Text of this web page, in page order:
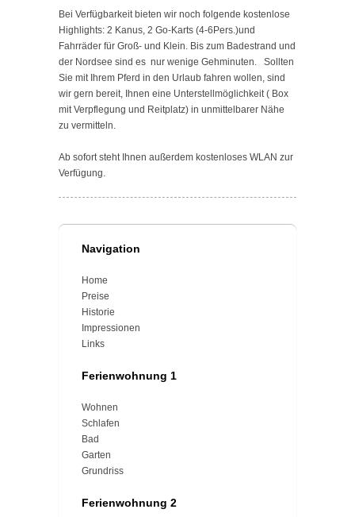
Bei Verfügbarkeit bieten wir noch folgende kostenlose
Highlights: 2 Kanus, 2 Go-Karts (4-6Pers.)und
Fahrräder für Groß- und Klein. Bis zum Badestrand und
der Nordsee sind es nur wenige Gehminuten. Sollten
Sie mit Ihrem Pferd in den Urlaub fahren wollen, sind
wir gern bereit, Ihnen eine Unterstellmöglichkeit ( Box
mit Verpflegung und Reitplatz) in unmittelbarer Nähe
zu vermitteln.
Ab sofort steht Ihnen außerdem kostenloses WLAN zur
Verfügung.
Navigation
Home
Preise
Historie
Impressionen
Links
Ferienwohnung 1
Wohnen
Schlafen
Bad
Garten
Grundriss
Ferienwohnung 2